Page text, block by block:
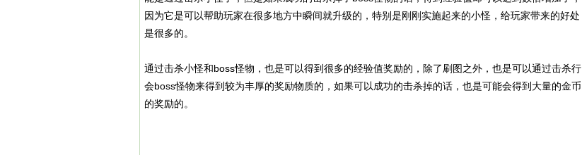
因为它是可以帮助玩家在很多地方中瞬间就升级的，特别是刚刚实施起来的小怪，给玩家带来的好处
是很多的。
通过击杀小怪和boss怪物，也是可以得到很多的经验值奖励的，除了刷图之外，也是可以通过击杀行
会boss怪物来得到较为丰厚的奖励物质的，如果可以成功的击杀掉的话，也是可能会得到大量的金币
的奖励的。